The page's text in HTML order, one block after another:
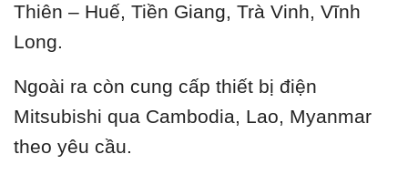
Thiên – Huế, Tiền Giang, Trà Vinh, Vĩnh
Long.
Ngoài ra còn cung cấp thiết bị điện
Mitsubishi qua Cambodia, Lao, Myanmar
theo yêu cầu.